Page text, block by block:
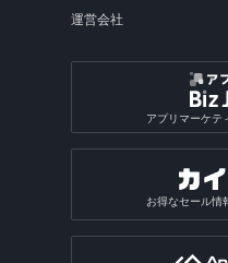
運営会社
アプリマーケテ
お得なセール情